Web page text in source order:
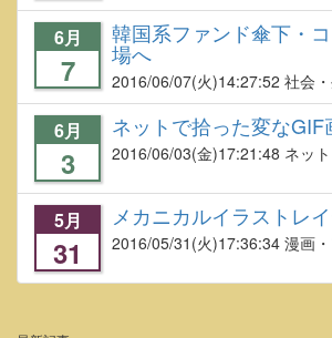
6月
7
韓国系ファンド傘下・
場へ
2016/06/07(火)14:27:52 社会
6月
3
ネットで拾った変なGIF
2016/06/03(金)17:21:48 ネッ
5月
31
メカニカルイラストレ
2016/05/31 (火)17:36:34 漫画